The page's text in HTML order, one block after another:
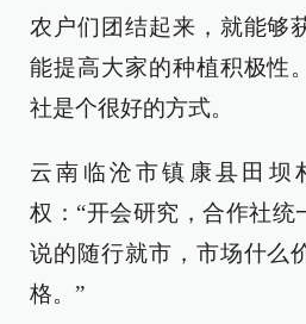
农户们团结起来，就能够
能提高大家的种植积极性
社是个很好的方式。
云南临沧市镇康县田坝
权：“开会研究，合作社统
说的随行就市，市场什么
格。”